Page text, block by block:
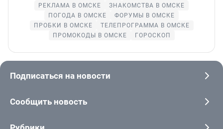
РЕКЛАМА В ОМСКЕ
ЗНАКОМСТВА В ОМСКЕ
ПОГОДА В ОМСКЕ
ФОРУМЫ В ОМСКЕ
ПРОБКИ В ОМСКЕ
ТЕЛЕПРОГРАММА В ОМСКЕ
ПРОМОКОДЫ В ОМСКЕ
ГОРОСКОП
Подписаться на новости
Сообщить новость